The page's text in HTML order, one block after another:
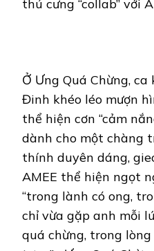
thú cưng “collab” với
Ở Ưng Quá Chừng,
Đinh khéo léo mượn
thể hiện cơn “cảm
dành cho một chàng
thính duyên dáng,
AMEE thể hiện ngọt
“trong lành có ong,
chỉ vừa gặp anh mỗi
quá chừng, trong